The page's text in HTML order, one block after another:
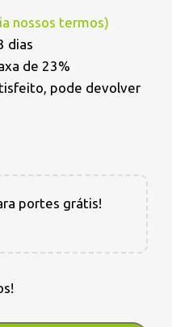
nossos termos)
dias
de 23%
pode devolver
portes grátis!